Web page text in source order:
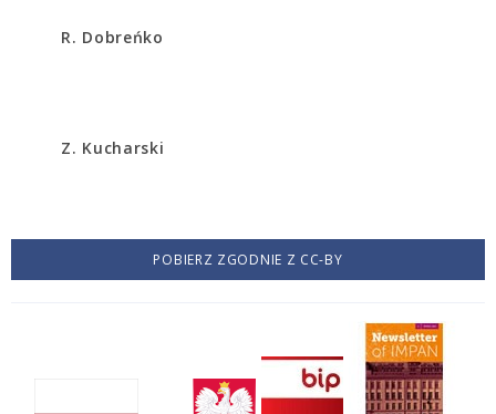
R. Dobreńko
Z. Kucharski
POBIERZ ZGODNIE Z CC-BY